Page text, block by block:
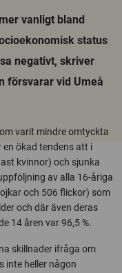
vanligt bland
status
negativt, skriver
försvarar vid Umeå
varit mindre omtyckta
en ökad tendens att i
kvinnor) och sjunka
av alla 16-åriga
och 506 flickor) som
och där även deras
14 åren var 96,5 %.
skillnader ifråga om
inte heller någon